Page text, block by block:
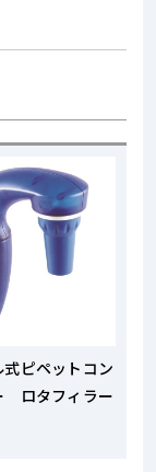
ピペットコン
ロタフィラー